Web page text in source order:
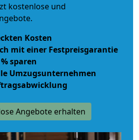
kostenlose und
Kosten
mit einer Festpreisgarantie
sparen
Umzugsunternehmen
Angebote erhalten